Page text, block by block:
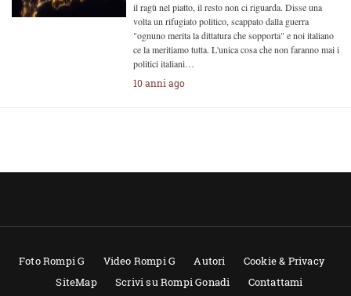
il ragù nel piatto, il resto non ci riguarda. Disse una
volta un rifugiato politico, scappato dalla guerra
"ognuno merita la dittatura che sopporta" e noi italiano
ce la meritiamo tutta. L'unica cosa che non faranno mai i
politici italiani…
10 anni ago
Foto Rompi G Video Rompi G Autori
Cookie & Privacy
SiteMap
Scrivi su Rompi Gonadi Contattami